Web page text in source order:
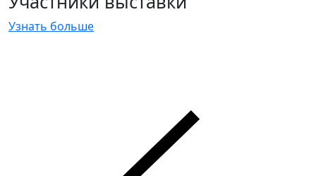
Узнать больше